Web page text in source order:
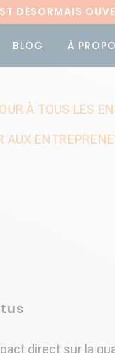
DÉSORMAIS
BLOG À
À TOUS LES
AUX
direct sur la